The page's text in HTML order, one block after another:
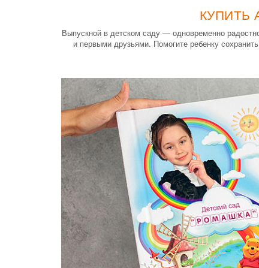
КУПИТЬ
Выпускной в детском саду — одновременно
и первыми друзьями. Помогите ребенку